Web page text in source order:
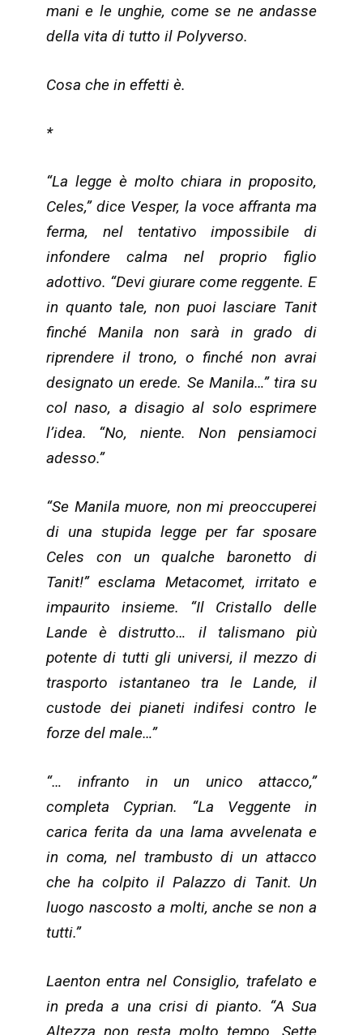
mani e le unghie, come se ne andasse
della vita di tutto il Polyverso.
Cosa che in effetti è.
*
“La legge è molto chiara in proposito,
Celes,” dice Vesper, la voce affranta ma
ferma, nel tentativo impossibile di
infondere calma nel proprio figlio
adottivo. “Devi giurare come reggente. E
in quanto tale, non puoi lasciare Tanit
finché Manila non sarà in grado di
riprendere il trono, o finché non avrai
designato un erede. Se Manila…” tira su
col naso, a disagio al solo esprimere
l’idea. “No, niente. Non pensiamoci
adesso.”
“Se Manila muore, non mi preoccuperei
di una stupida legge per far sposare
Celes con un qualche baronetto di
Tanit!” esclama Metacomet, irritato e
impaurito insieme. “Il Cristallo delle
Lande è distrutto… il talismano più
potente di tutti gli universi, il mezzo di
trasporto istantaneo tra le Lande, il
custode dei pianeti indifesi contro le
forze del male…”
“… infranto in un unico attacco,”
completa Cyprian. “La Veggente in
carica ferita da una lama avvelenata e
in coma, nel trambusto di un attacco
che ha colpito il Palazzo di Tanit. Un
luogo nascosto a molti, anche se non a
tutti.”
Laenton entra nel Consiglio, trafelato e
in preda a una crisi di pianto. “A Sua
Altezza non resta molto tempo. Sette